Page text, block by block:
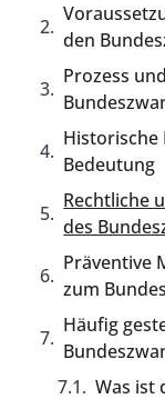
den
Prozess
Historische
Bedeutung
Rechtliche
des
Präventive
zum
Häufig
Was ist